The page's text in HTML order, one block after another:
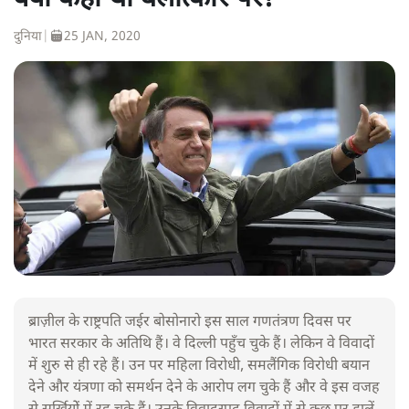
दुनिया 25 JAN, 2020
ब्राज़ील के राष्ट्रपति जईर बोसोनारो इस साल गणतंत्रण दिवस पर
भारत सरकार के अतिथि हैं। वे दिल्ली पहुँच चुके हैं। लेकिन वे विवादों
में शुरु से ही रहे हैं। उन पर महिला विरोधी, समलैंगिक विरोधी बयान
देने और यंत्रणा को समर्थन देने के आरोप लग चुके हैं और वे इस वजह